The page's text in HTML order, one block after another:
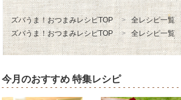
ズバうま！おつまみレシピTOP 全レシピ一覧
ズバうま！おつまみレシピTOP
全レシピ一覧
今月のおすすめ 特集レシピ